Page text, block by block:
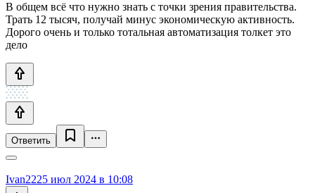
В общем всё что нужно знать с точки зрения правительства.
Трать 12 тысяч, получай минус экономическую активность.
Дорого очень и только тотальная автоматизация толкет это
дело
Ответить
Ivan2225 июл 2024 в 10:08